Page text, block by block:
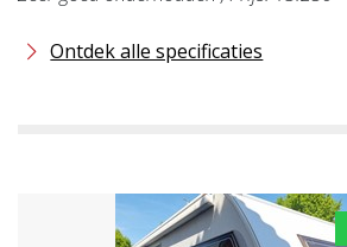
Ontdek alle specificaties